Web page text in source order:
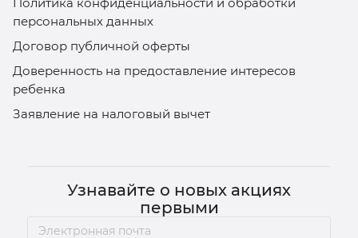
персональных данных
Договор публичной оферты
Доверенность на предоставление интересов
ребенка
Заявление на налоговый вычет
Узнавайте о новых акциях
первыми